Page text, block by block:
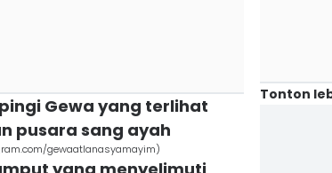
Gewa yang terlihat
pusara sang ayah
gewaatlanasyamayim)
Tonton